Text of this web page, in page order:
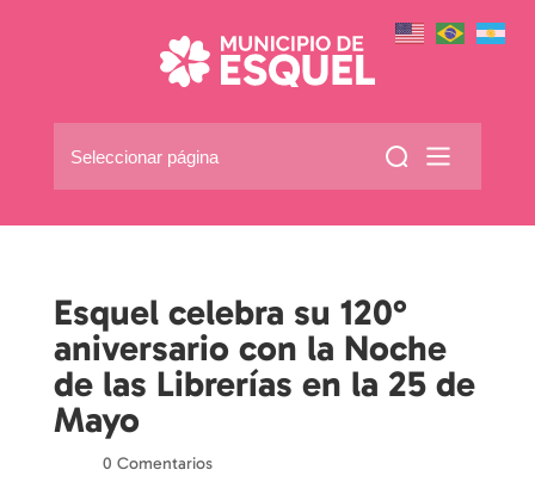
Seleccionar página
Esquel celebra su 120°
aniversario con la Noche
de las Librerías en la 25 de
Mayo
0 Comentarios